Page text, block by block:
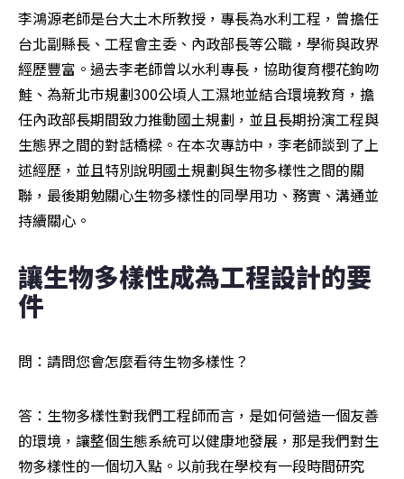
李鴻源老師是台大土木所教授，專長為水利工程，曾擔任
台北副縣長、工程會主委、內政部長等公職，學術與政界
經歷豐富。過去李老師曾以水利專長，協助復育櫻花鉤吻
鮭、為新北市規劃300公頃人工濕地並結合環境教育，擔
任內政部長期間致力推動國土規劃，並且長期扮演工程與
生態界之間的對話橋樑。在本次專訪中，李老師談到了上
述經歷，並且特別說明國土規劃與生物多樣性之間的關
聯，最後期勉關心生物多樣性的同學用功、務實、溝通並
持續關心。
讓生物多樣性成為工程設計的要
件
問：請問您會怎麼看待生物多樣性？
答：生物多樣性對我們工程師而言，是如何營造一個友善
的環境，讓整個生態系統可以健康地發展，那是我們對生
物多樣性的一個切入點。以前我在學校有一段時間研究